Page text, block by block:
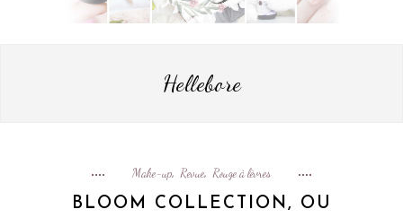
Hellebore
Make-up, Revue, Rouge à lèvres
BLOOM COLLECTION, OU